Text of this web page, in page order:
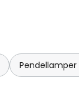
Pendellamper